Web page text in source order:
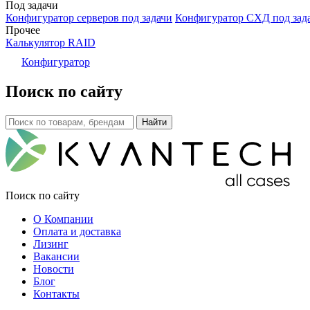
Под задачи
Конфигуратор серверов под задачи Конфигуратор СХД под
Прочее
Калькулятор RAID
Конфигуратор
Поиск по сайту
Поиск по сайту
О Компании
Оплата и доставка
Лизинг
Вакансии
Новости
Блог
Контакты